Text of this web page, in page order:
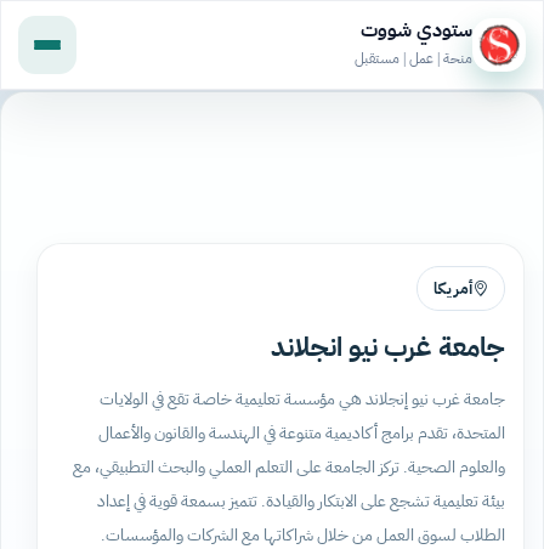
ستودي شووت
منحة | عمل | مستقبل
أمريكا
جامعة غرب نيو انجلاند
جامعة غرب نيو إنجلاند هي مؤسسة تعليمية خاصة تقع في الولايات
المتحدة، تقدم برامج أكاديمية متنوعة في الهندسة والقانون والأعمال
والعلوم الصحية. تركز الجامعة على التعلم العملي والبحث التطبيقي، مع
بيئة تعليمية تشجع على الابتكار والقيادة. تتميز بسمعة قوية في إعداد
الطلاب لسوق العمل من خلال شراكاتها مع الشركات والمؤسسات.